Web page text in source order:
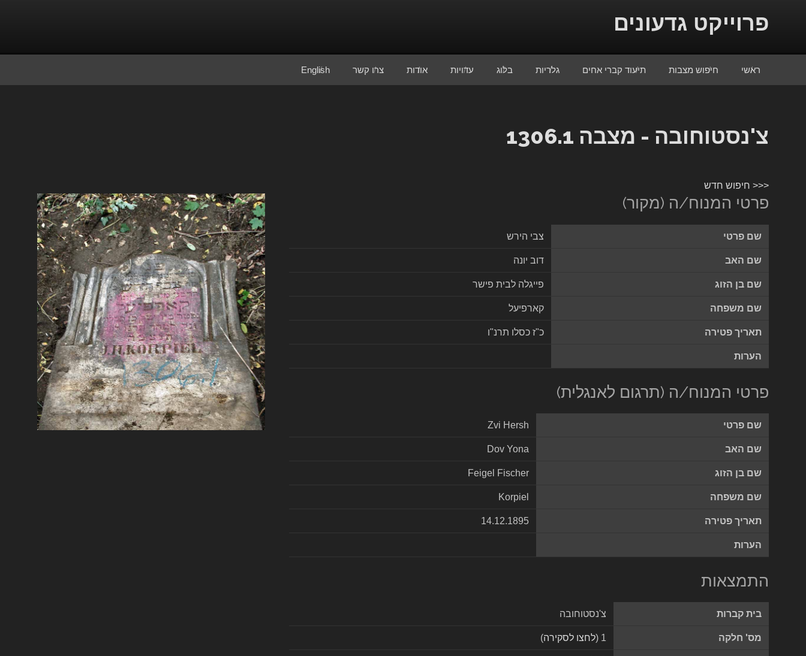
פרוייקט גדעונים
ראשי חיפוש מצבות תיעוד קברי אחים גלריות בלוג עדויות אודות צרו קשר English
צ'נסטוחובה - מצבה 1306.1
<<< חיפוש חדש
פרטי המנוח/ה (מקור)
שם פרטי צבי הירש
שם האב דוב יונה
שם בן הזוג פייגלה לבית פישר
שם משפחה קארפיעל
תאריך פטירה כ"ז כסלו תרנ"ו
הערות
פרטי המנוח/ה (תרגום לאנגלית)
שם פרטי Zvi Hersh
שם האב Dov Yona
שם בן הזוג Feigel Fischer
שם משפחה Korpiel
תאריך פטירה 14.12.1895
הערות
התמצאות
בית קברות צ'נסטוחובה
מס' חלקה 1 ( לחצו לסקירה)